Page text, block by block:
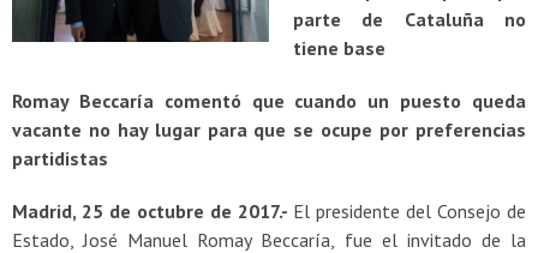
parte de Cataluña no
tiene base
Romay Beccaría comentó que cuando un puesto queda
vacante no hay lugar para que se ocupe por preferencias
partidistas
Madrid, 25 de octubre de 2017.- El presidente del Consejo de
Estado, José Manuel Romay Beccaría, fue el invitado de la